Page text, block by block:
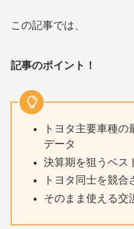
この記事では、
記事のポイント！
トヨタ主要車種の
データ
決算期を狙うベス
トヨタ同士を競
そのまま使える交